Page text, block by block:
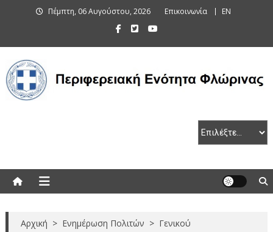
Πέμπτη, 06 Αυγούστου, 2026 Επικοινωνία EN
Αρχική > Ενημέρωση Πολιτών > Γενικού